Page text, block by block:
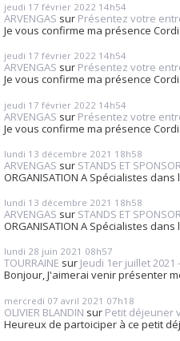
jeudi 17 février 2022 14h54
ARVENGAS sur Présentez votre
Je vous confirme ma présence
jeudi 17 février 2022 14h54
ARVENGAS sur Présentez votre
Je vous confirme ma présence
jeudi 17 février 2022 14h54
ARVENGAS sur Présentez votre
Je vous confirme ma présence
lundi 13 décembre 2021 18h58
ARVENGAS sur STANDS ET
ORGANISATION A Spécialistes
lundi 13 décembre 2021 18h58
ARVENGAS sur STANDS ET
ORGANISATION A Spécialistes
lundi 28 juin 2021 08h57
TOURRAINE sur Jeudi 1er juillet
Bonjour, J'aimerai venir présenter
mercredi 07 avril 2021 07h18
OLIVIER BLANDIN sur Petit déjeuner
Heureux de partoiciper à ce petit